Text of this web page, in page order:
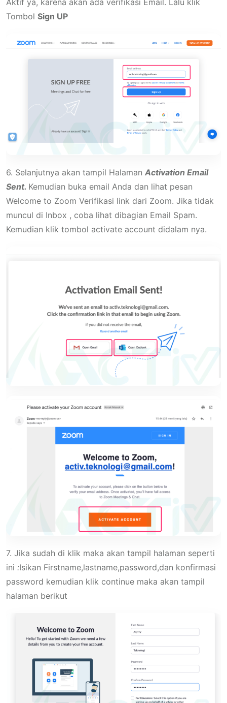
Aktif ya, karena akan ada verifikasi Email. Lalu klik
Tombol Sign UP
6. Selanjutnya akan tampil Halaman Activation Email
Sent. Kemudian buka email Anda dan lihat pesan
Welcome to Zoom Verifikasi link dari Zoom. Jika tidak
muncul di Inbox , coba lihat dibagian Email Spam.
Kemudian klik tombol activate account didalam nya.
7. Jika sudah di klik maka akan tampil halaman seperti
ini :Isikan Firstname,lastname,password,dan konfirmasi
password kemudian klik continue maka akan tampil
halaman berikut